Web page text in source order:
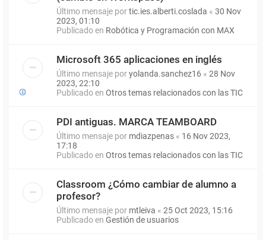
Último mensaje portic.ies.alberti.coslada « 30 Nov
2023, 01:10
Publicado en Robótica y Programación con MAX
Microsoft 365 aplicaciones en inglés
Último mensaje poryolanda.sanchez16 « 28 Nov
2023, 22:10
Publicado en Otros temas relacionados con las TIC
PDI antiguas. MARCA TEAMBOARD
Último mensaje por mdiazpenas « 16 Nov 2023,
17:18
Publicado en Otros temas relacionados con las TIC
Classroom ¿Cómo cambiar de alumno a
profesor?
Último mensaje por mtleiva « 25 Oct 2023, 15:16
Publicado en Gestión de usuarios